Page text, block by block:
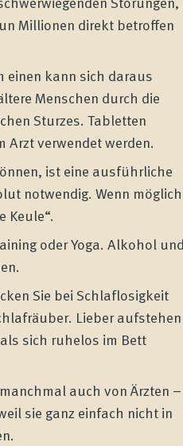
Millionen direkt betroffen
einen kann sich daraus
Menschen durch die
Sturzes. Tabletten
verwendet werden.
ist eine ausführliche
notwendig. Wenn
Keule“.
oder Yoga. Alkohol
Sie bei Schlaflosigkeit
Lieber aufstehen
sich ruhelos im Bett
auch von Ärzten –
sie ganz einfach nicht in